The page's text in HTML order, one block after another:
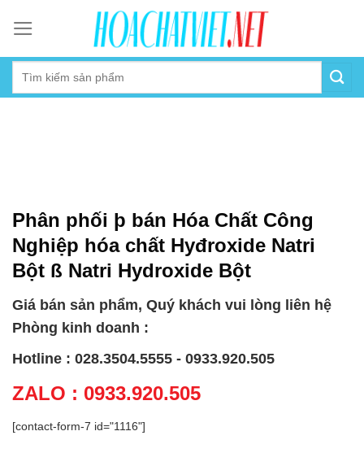
content
Phân phối þ bán Hóa Chất Công
Nghiệp hóa chất Hyđroxide Natri
Bột ß Natri Hydroxide Bột
Giá bán sản phẩm, Quý khách vui lòng liên hệ
Phòng kinh doanh :
Hotline : 028.3504.5555 - 0933.920.505
ZALO : 0933.920.505
[contact-form-7 id="1116"]